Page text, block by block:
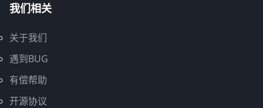
我们相关
关于我们
遇到BUG
有偿帮助
开源协议